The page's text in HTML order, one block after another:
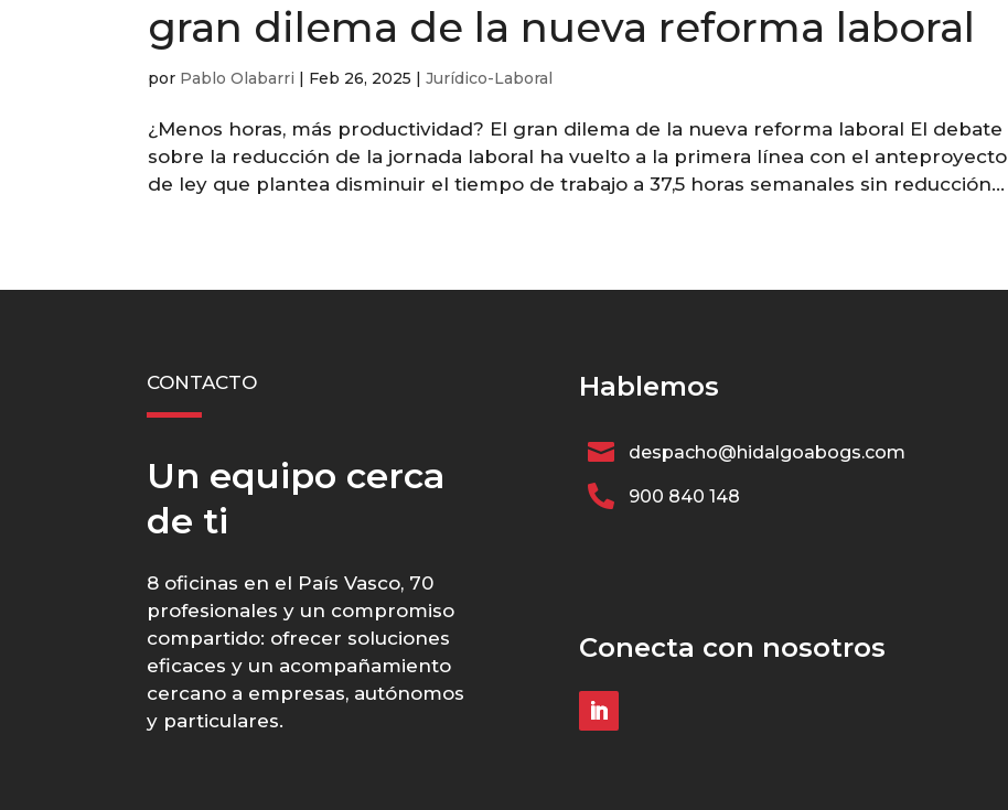
gran dilema de la nueva reforma laboral
por Pablo Olabarri | Feb 26, 2025 |Jurídico-Laboral
¿Menos horas, más productividad? El gran dilema de la nueva reforma laboral El debate
sobre la reducción de la jornada laboral ha vuelto a la primera línea con el anteproyecto
de ley que plantea disminuir el tiempo de trabajo a 37,5 horas semanales sin reducción...
CONTACTO
Un equipo cerca
de ti
8 oficinas en el País Vasco, 70
profesionales y un compromiso
compartido: ofrecer soluciones
eficaces y un acompañamiento
cercano a empresas, autónomos
y particulares.
Hablemos
 despacho@hidalgoabogs.com
 900 840 148
Conecta con nosotros